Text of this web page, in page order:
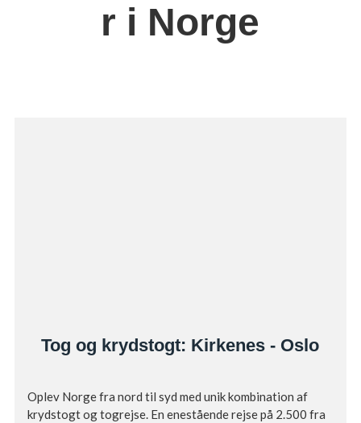
r i Norge
Tog og krydstogt: Kirkenes - Oslo
Oplev Norge fra nord til syd med unik kombination af
krydstogt og togrejse. En enestående rejse på 2.500 fra